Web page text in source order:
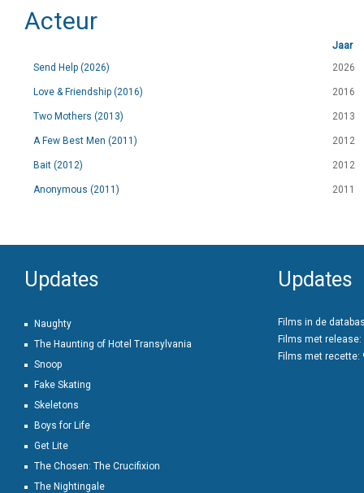
Acteur
Jaar
Send Help (2026)
2026
Love & Friendship (2016) 2016
Two Mothers (2013) 2013
A Few Best Men (2011) 2012
Bait (2012) 2012
Anonymous (2011) 2011
Updates
Naughty
The Haunting of Hotel Transylvania
Snoop
Fake Skating
Skeletons
Boys for Life
Get Lite
The Chosen: The Crucifixion
The Nightingale
Updates
Films in de
Films met release:
Films met recette: